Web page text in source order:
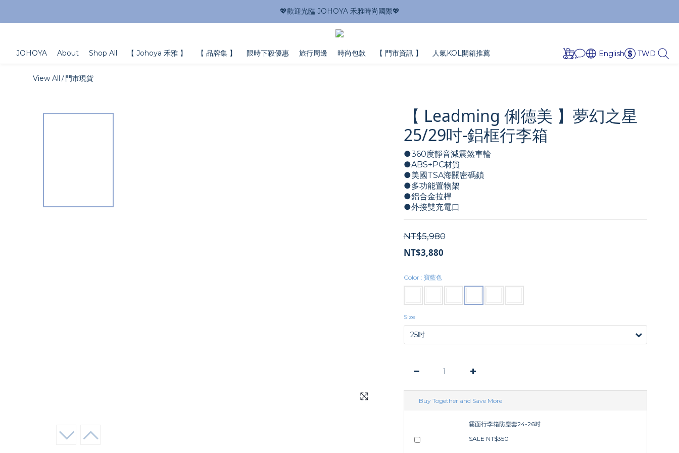
💖歡迎光臨 JOHOYA 禾雅時尚國際💖
JOHOYA About Shop All 【 Johoya 禾雅 】 【 品牌集 】 限時下殺優惠 旅行周邊 時尚包款 【 門市資訊 】 人氣KOL開箱推薦 English TWD
View All /門市現貨
【 Leadming 俐德美 】夢幻之星
25/29吋-鋁框行李箱
●360度靜音減震煞車輪
●ABS+PC材質
●美國TSA海關密碼鎖
●多功能置物架
●鋁合金拉桿
●外接雙充電口
NT$5,980
NT$3,880
Color : 寶藍色
Size
Buy Together and Save More
霧面行李箱防塵套24-26吋
SALE NT$350